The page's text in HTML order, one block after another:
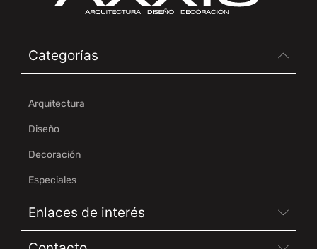
Categorías
Arquitectura
Diseño
Decoración
Especiales
Enlaces de interés